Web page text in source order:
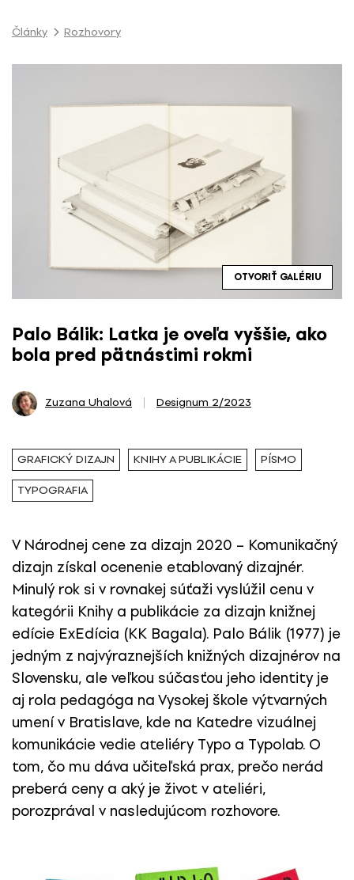
Články Rozhovory
OTVORIŤ GALÉRIU
Palo Bálik: Latka je oveľa vyššie, ako
bola pred pätnástimi rokmi
Zuzana Uhalová Designum 2/2023
GRAFICKÝ DIZAJN KNIHY A PUBLIKÁCIE PÍSMO
TYPOGRAFIA
V Národnej cene za dizajn 2020 – Komunikačný
dizajn získal ocenenie etablovaný dizajnér.
Minulý rok si v rovnakej súťaži vyslúžil cenu v
kategórii Knihy a publikácie za dizajn knižnej
edície ExEdícia (KK Bagala). Palo Bálik (1977) je
jedným z najvýraznejších knižných dizajnérov na
Slovensku, ale veľkou súčasťou jeho identity je
aj rola pedagóga na Vysokej škole výtvarných
umení v Bratislave, kde na Katedre vizuálnej
komunikácie vedie ateliéry Typo a Typolab. O
tom, čo mu dáva učiteľská prax, prečo nerád
preberá ceny a aký je život v ateliéri,
porozprával v nasledujúcom rozhovore.